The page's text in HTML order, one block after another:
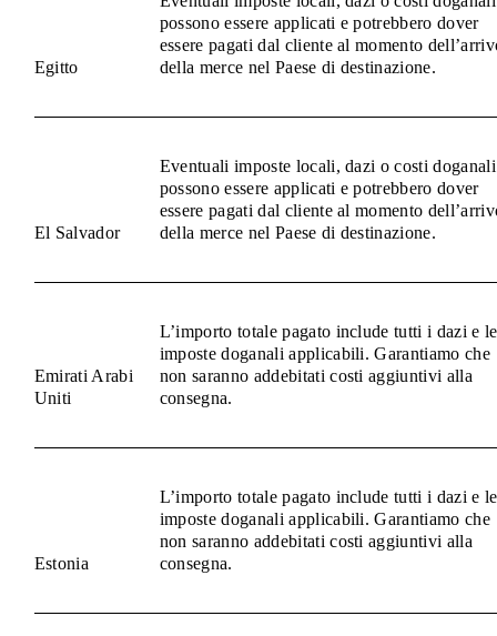
Egitto
possono essere applicati e potrebbero dover
essere pagati dal cliente al momento
della merce nel Paese di destinazione.
El Salvador
Eventuali imposte locali, dazi o costi doganali
possono essere applicati e potrebbero dover
essere pagati dal cliente al momento
della merce nel Paese di destinazione.
Emirati Arabi
Uniti
L’importo totale pagato include tutti i dazi e le
imposte doganali applicabili. Garantiamo che
non saranno addebitati costi aggiuntivi alla
consegna.
Estonia
L’importo totale pagato include tutti i dazi e le
imposte doganali applicabili. Garantiamo che
non saranno addebitati costi aggiuntivi alla
consegna.